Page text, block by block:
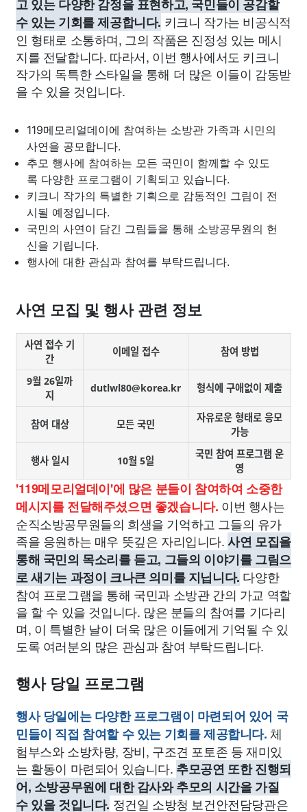
고 있는 다양한 감정을 표현하고, 국민들이 공감할
수 있는 기회를 제공합니다. 키크니 작가는 비공식적
인 형태로 소통하며, 그의 작품은 진정성 있는 메시
지를 전달합니다. 따라서, 이번 행사에서도 키크니
작가의 독특한 스타일을 통해 더 많은 이들이 감동받
을 수 있을 것입니다.
119메모리얼데이에 참여하는 소방관 가족과 시민의
사연을 공모합니다.
추모 행사에 참여하는 모든 국민이 함께할 수 있도
록 다양한 프로그램이 기획되고 있습니다.
키크니 작가의 특별한 기획으로 감동적인 그림이 전
시될 예정입니다.
국민의 사연이 담긴 그림들을 통해 소방공무원의 헌
신을 기립니다.
행사에 대한 관심과 참여를 부탁드립니다.
사연 모집 및 행사 관련 정보
사연 접수 기
간
이메일 접수 참여 방법
9월 26일까
지
dutlwl80@korea.kr 형식에 구애없이 제출
참여 대상 모든 국민
자유로운 형태로 응모
가능
행사 일시 10월 5일
국민 참여 프로그램 운
영
'119메모리얼데이'에 많은 분들이 참여하여 소중한
메시지를 전달해주셨으면 좋겠습니다. 이번 행사는
순직소방공무원들의 희생을 기억하고 그들의 유가
족을 응원하는 매우 뜻깊은 자리입니다.사연 모집을
통해 국민의 목소리를 듣고, 그들의 이야기를 그림으
로 새기는 과정이 크나큰 의미를 지닙니다. 다양한
참여 프로그램을 통해 국민과 소방관 간의 가교 역할
을 할 수 있을 것입니다. 많은 분들의 참여를 기다리
며, 이 특별한 날이 더욱 많은 이들에게 기억될 수 있
도록 여러분의 많은 관심과 참여 부탁드립니다.
행사 당일 프로그램
행사 당일에는 다양한 프로그램이 마련되어 있어 국
민들이 직접 참여할 수 있는 기회를 제공합니다. 체
험부스와 소방차량, 장비, 구조견 포토존 등 재미있
는 활동이 마련되어 있습니다. 추모공연 또한 진행되
어, 소방공무원에 대한 감사와 추모의 시간을 가질
수 있을 것입니다. 정건일 소방청 보건안전담당관은